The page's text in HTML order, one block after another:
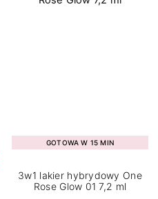
GOTOWA W 15 MIN
3w1 lakier hybrydowy One
Rose Glow 01 7,2 ml